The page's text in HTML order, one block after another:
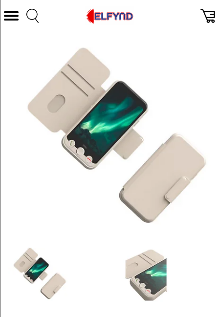
Välj Kategori
Foto & Video
Vitvaror